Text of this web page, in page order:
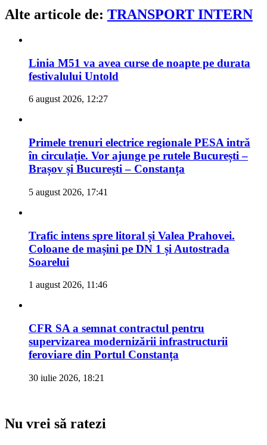
Alte articole de: TRANSPORT INTERN
Linia M51 va avea curse de noapte pe durata
festivalului Untold
6 august 2026, 12:27
Primele trenuri electrice regionale PESA intră
în circulație. Vor ajunge pe rutele București –
Brașov și București – Constanța
5 august 2026, 17:41
Trafic intens spre litoral și Valea Prahovei.
Coloane de mașini pe DN 1 și Autostrada
Soarelui
1 august 2026, 11:46
CFR SA a semnat contractul pentru
supervizarea modernizării infrastructurii
feroviare din Portul Constanța
30 iulie 2026, 18:21
Nu vrei să ratezi